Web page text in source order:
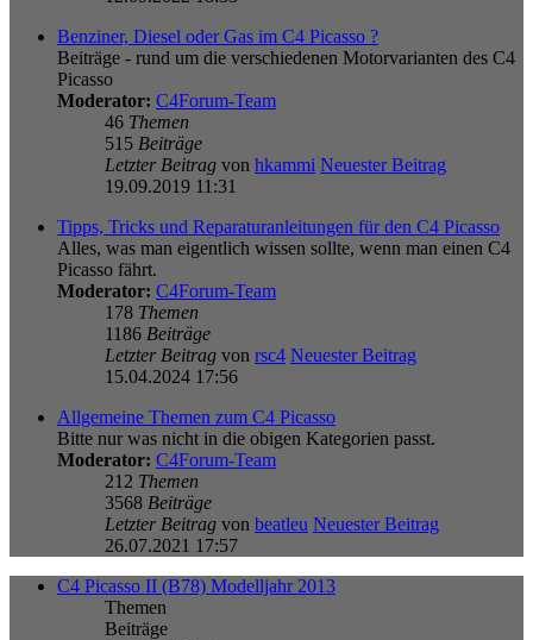
Benziner, Diesel oder Gas im C4 Picasso ?
Beiträge - rund um die verschiedenen Motorvarianten des C4
Picasso
Moderator: C4Forum-Team
46 Themen
515 Beiträge
Letzter Beitrag von hkammi Neuester Beitrag
19.09.2019 11:31
Tipps, Tricks und Reparaturanleitungen für den C4 Picasso
Alles, was man eigentlich wissen sollte, wenn man einen C4
Picasso fährt.
Moderator: C4Forum-Team
178 Themen
1186 Beiträge
Letzter Beitrag von rsc4 Neuester Beitrag
15.04.2024 17:56
Allgemeine Themen zum C4 Picasso
Bitte nur was nicht in die obigen Kategorien passt.
Moderator: C4Forum-Team
212 Themen
3568 Beiträge
Letzter Beitrag von beatleu Neuester Beitrag
26.07.2021 17:57
C4 Picasso II (B78) Modelljahr 2013
Themen
Beiträge